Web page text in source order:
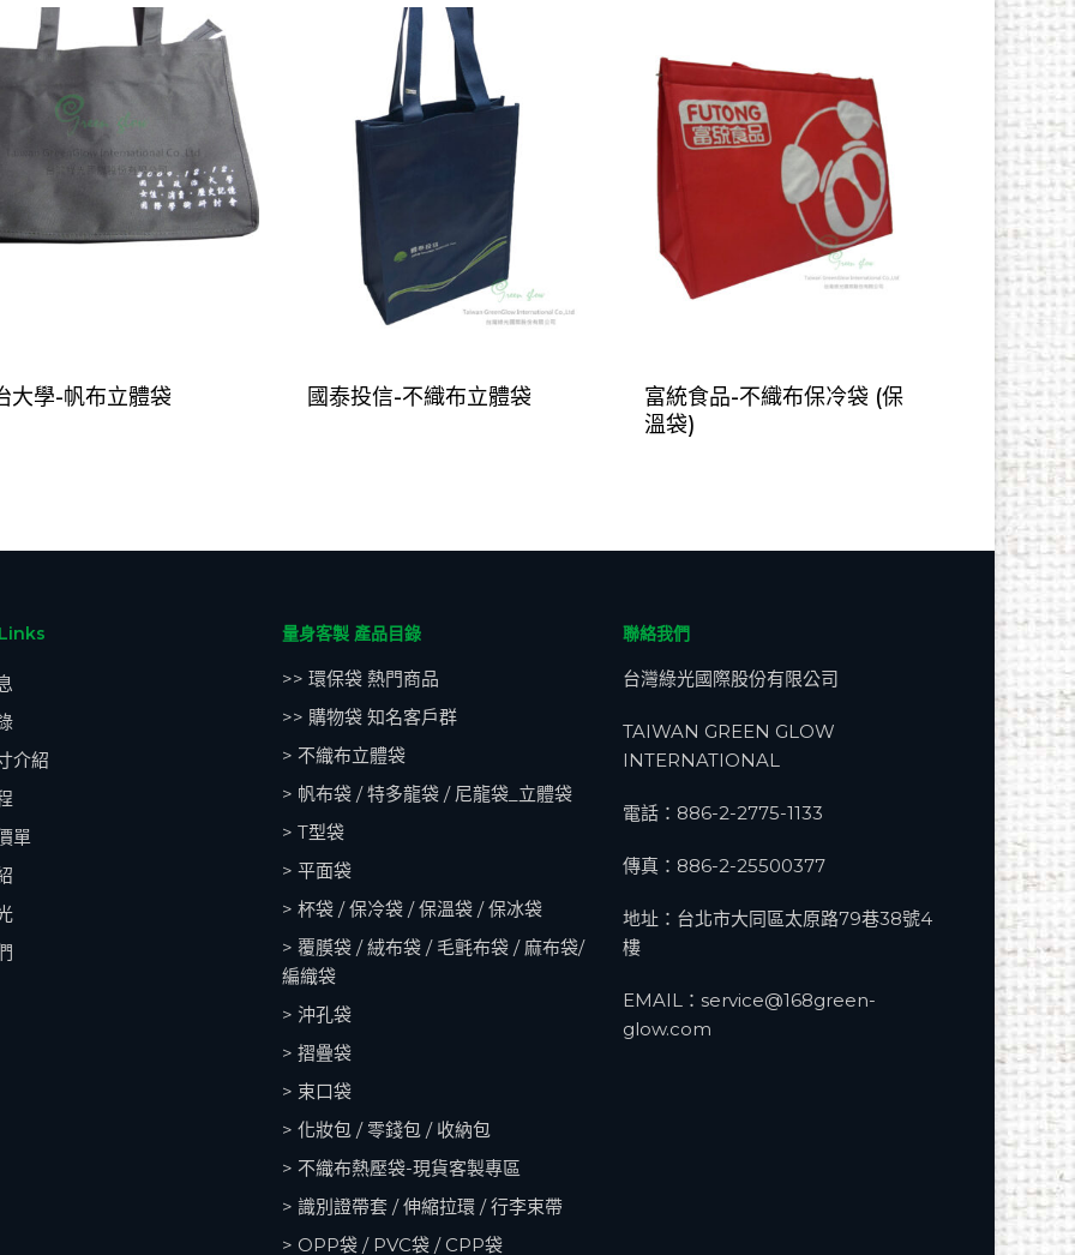
大學-帆布立體袋 國泰投信-不織布立體袋
富統食品-不織布保冷袋 (保
溫袋)
介紹
單
量身客製 產品目錄
>> 環保袋 熱門商品
>> 購物袋 知名客戶群
> 不織布立體袋
> 帆布袋 / 特多龍袋 / 尼龍袋_立體袋
> T型袋
> 平面袋
> 杯袋 / 保冷袋 / 保溫袋 / 保冰袋
> 覆膜袋 / 絨布袋 / 毛氈布袋 / 麻布袋/
編織袋
> 沖孔袋
> 摺疊袋
> 束口袋
> 化妝包 / 零錢包 / 收納包
> 不織布熱壓袋-現貨客製專區
> 識別證帶套 / 伸縮拉環 / 行李束帶
> OPP袋 / PVC袋 / CPP袋
聯絡我們
台灣綠光國際股份有限公司
TAIWAN GREEN GLOW
INTERNATIONAL
電話： 886-2-2775-1133
傳真：886-2-25500377
地址：台北市大同區太原路79巷38號4
樓
EMAIL： service@168green-
glow.com